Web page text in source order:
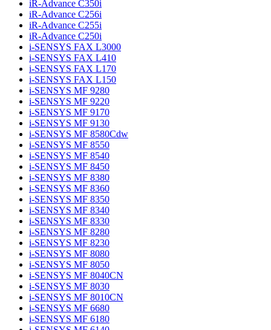
iR-Advance C350i
iR-Advance C256i
iR-Advance C255i
iR-Advance C250i
i-SENSYS FAX L3000
i-SENSYS FAX L410
i-SENSYS FAX L170
i-SENSYS FAX L150
i-SENSYS MF 9280
i-SENSYS MF 9220
i-SENSYS MF 9170
i-SENSYS MF 9130
i-SENSYS MF 8580Cdw
i-SENSYS MF 8550
i-SENSYS MF 8540
i-SENSYS MF 8450
i-SENSYS MF 8380
i-SENSYS MF 8360
i-SENSYS MF 8350
i-SENSYS MF 8340
i-SENSYS MF 8330
i-SENSYS MF 8280
i-SENSYS MF 8230
i-SENSYS MF 8080
i-SENSYS MF 8050
i-SENSYS MF 8040CN
i-SENSYS MF 8030
i-SENSYS MF 8010CN
i-SENSYS MF 6680
i-SENSYS MF 6180